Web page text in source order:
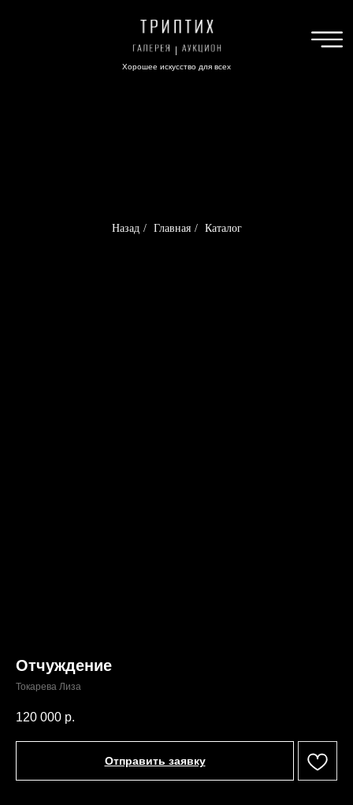
Хорошее искусство для всех
Назад / Главная / Каталог
Отчуждение
Токарева Лиза
120 000 р.
Отправить заявку